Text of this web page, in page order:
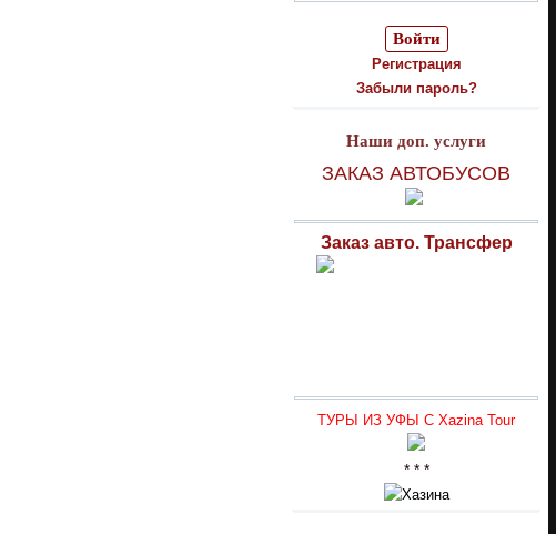
Регистрация
Забыли пароль?
Наши доп. услуги
ЗАКАЗ АВТОБУСОВ
Заказ авто. Трансфер
ТУРЫ ИЗ УФЫ С Xazina Tour
* * *